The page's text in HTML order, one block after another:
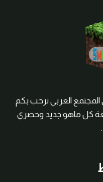
العربي نرحب بكم
كل ماهو جديد وحصري